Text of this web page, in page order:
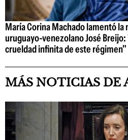
María Corina Machado lamentó
uruguayo-venezolano José
crueldad infinita de este régimen"
MÁS NOTICIAS DE